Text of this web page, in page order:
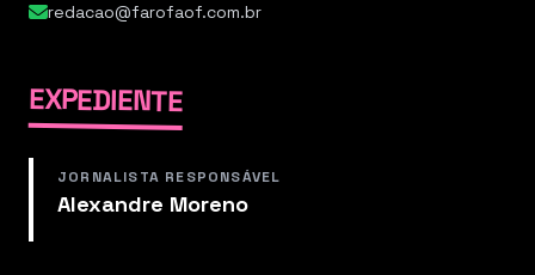
redacao@farofaof.com.br
EXPEDIENTE
JORNALISTA RESPONSÁVEL
Alexandre Moreno